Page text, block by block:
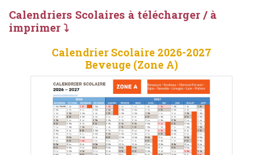
Calendriers Scolaires à télécharger / à
imprimer ⤵
Calendrier Scolaire 2026-2027
Beveuge (Zone A)